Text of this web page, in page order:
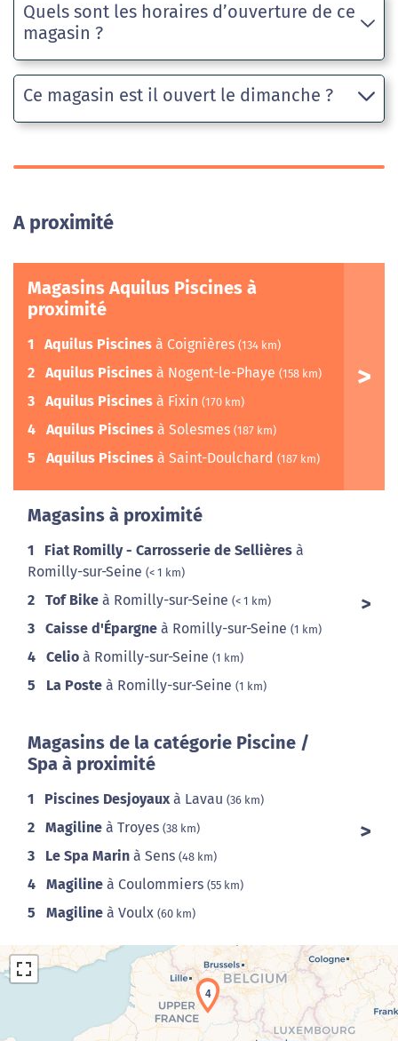
Quels sont les horaires d’ouverture de ce
magasin ?
Ce magasin est il ouvert le dimanche ?
A proximité
Magasins Aquilus Piscines à
proximité
1 Aquilus Piscines à Coignières (134 km)
2 Aquilus Piscines à Nogent-le-Phaye (158 km)
3 Aquilus Piscines à Fixin (170 km)
4 Aquilus Piscines à Solesmes (187 km)
5 Aquilus Piscines à Saint-Doulchard (187 km)
Magasins à proximité
1 Fiat Romilly - Carrosserie de Sellières à
Romilly-sur-Seine (< 1 km)
2 Tof Bike à Romilly-sur-Seine (< 1 km)
3 Caisse d'Épargne à Romilly-sur-Seine (1 km)
4 Celio à Romilly-sur-Seine (1 km)
5 La Poste à Romilly-sur-Seine (1 km)
Magasins de la catégorie Piscine /
Spa à proximité
1 Piscines Desjoyaux à Lavau (36 km)
2 Magiline à Troyes (38 km)
3 Le Spa Marin à Sens (48 km)
4 Magiline à Coulommiers (55 km)
5 Magiline à Voulx (60 km)
4